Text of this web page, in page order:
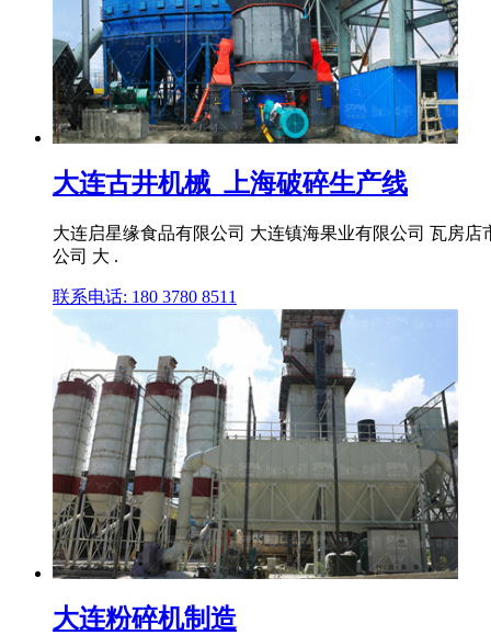
大连古井机械_上海破碎生产线
大连启星缘食品有限公司 大连镇海果业有限公司 瓦房
公司 大 .
联系电话: 180 3780 8511
大连粉碎机制造